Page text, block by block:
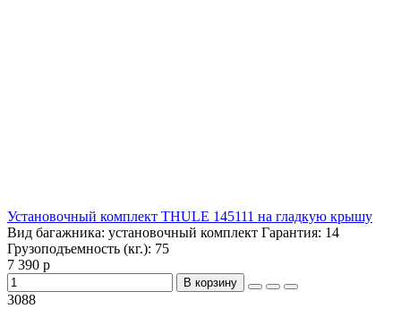
Установочный комплект THULE 145111 на гладкую крышу
Вид багажника: установочный комплект Гарантия: 14
Грузоподъемность (кг.): 75
7 390 р
В корзину
3088